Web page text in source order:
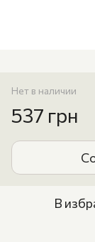
Нет в наличии
537 грн
В